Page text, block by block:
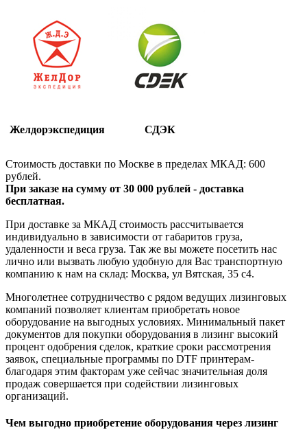
Желдорэкспедиция СДЭК
Стоимость доставки по Москве в пределах МКАД: 600
рублей.
При заказе на сумму от 30 000 рублей - доставка
бесплатная.
При доставке за МКАД стоимость рассчитывается
индивидуально в зависимости от габаритов груза,
удаленности и веса груза. Так же вы можете посетить нас
лично или вызвать любую удобную для Вас транспортную
компанию к нам на склад: Москва, ул Вятская, 35 c4.
Многолетнее сотрудничество с рядом ведущих лизинговых
компаний позволяет клиентам приобретать новое
оборудование на выгодных условиях. Минимальный пакет
документов для покупки оборудования в лизинг высокий
процент одобрения сделок, краткие сроки рассмотрения
заявок, специальные программы по DTF принтерам-
благодаря этим факторам уже сейчас значительная доля
продаж совершается при содействии лизинговых
организаций.
Чем выгодно приобретение оборудования через лизинг